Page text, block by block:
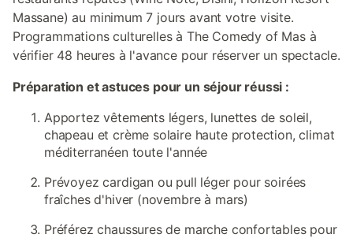
Massane) au minimum 7 jours avant votre visite.
Programmations culturelles à The Comedy of Mas à
vérifier 48 heures à l'avance pour réserver un spectacle.
Préparation et astuces pour un séjour réussi :
Apportez vêtements légers, lunettes de soleil,
chapeau et crème solaire haute protection, climat
méditerranéen toute l'année
Prévoyez cardigan ou pull léger pour soirées
fraîches d'hiver (novembre à mars)
Préférez chaussures de marche confortables pour